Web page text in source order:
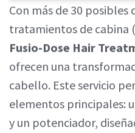
Con más de 30
tratamientos de cabina
Fusio-Dose Hair
ofrecen una
cabello. Este servicio
elementos principales:
y un potenciador,